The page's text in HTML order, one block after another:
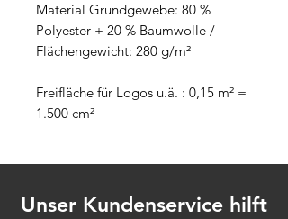
Material Grundgewebe: 80 %
Polyester + 20 % Baumwolle /
Flächengewicht: 280 g/m²
Freifläche für Logos u.ä. : 0,15 m² =
1.500 cm²
Unser Kundenservice hilft